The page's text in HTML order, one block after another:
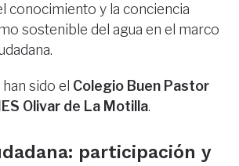
conocimiento y la conciencia
sostenible del agua en el marco
sido el Colegio Buen Pastor
Olivar de La Motilla.
participación y